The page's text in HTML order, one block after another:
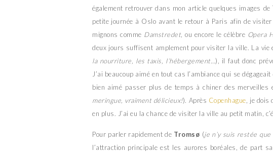
également retrouver dans mon article quelques images
petite journée à Oslo avant le retour à Paris afin de
mignons comme Damstredet, ou encore le célèbre Opera
deux jours suffisent amplement pour visiter la ville. La vie
la nourriture, les taxis, l’hébergement… ), il faut donc
J’ai beaucoup aimé en tout cas l’ambiance qui se
bien aimé passer plus de temps à chiner des merveilles
meringue, vraiment délicieux!). Après Copenhague , je
en plus. J’ai eu la chance de visiter la ville au petit matin,
Pour parler rapidement de Tromsø (je n’y suis restée
l’attraction principale est les aurores boréales, de part